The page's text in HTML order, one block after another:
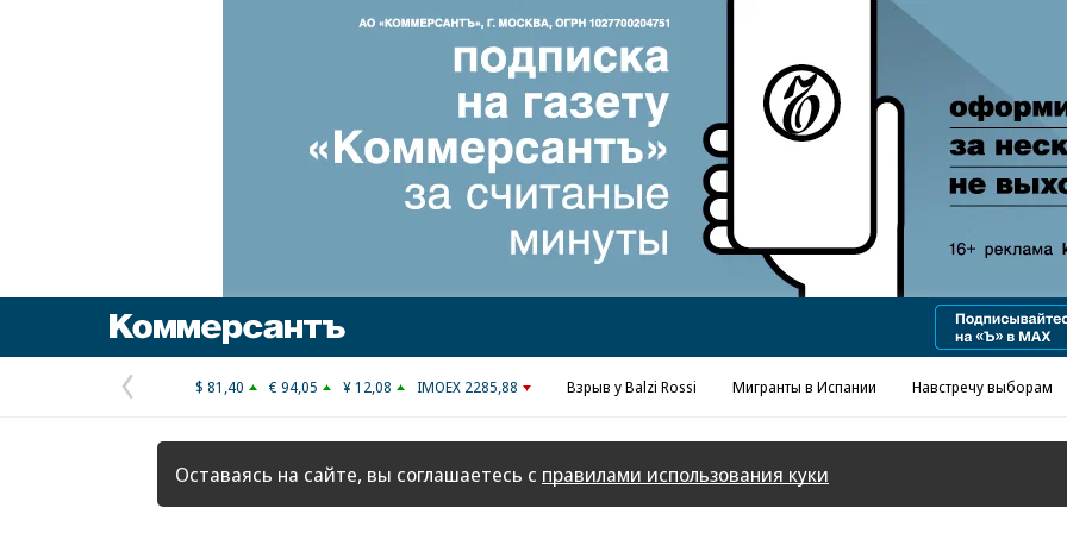
Предыдущая
страница
$ 81,40 € 94,05 ¥ 12,08 IMOEX 2285,88 Взрыв у Balzi Rossi Мигранты в Испании Навстречу выборам
Оставаясь на сайте, вы соглашаетесь с правилами использования куки